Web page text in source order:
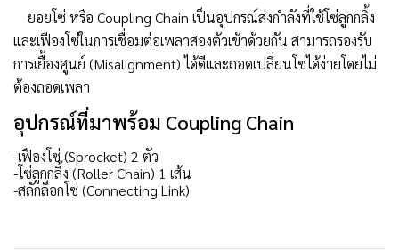
ยอยโซ่ หรือ Coupling Chain เป็นอุปกรณ์ส่งกำลังที่ใช้โซ่ลูกกลิ้ง
และเฟืองโซ่ในการเชื่อมต่อเพลาสองตัวเข้าด้วยกัน สามารถรองรับ
การเยื้องศูนย์ (Misalignment) ได้ดีและถอดเปลี่ยนโซ่ได้ง่ายโดยไม่
ต้องถอดเพลา
อุปกรณ์ที่มาพร้อม Coupling Chain
-เฟืองโซ่ (Sprocket) 2 ตัว
-โซ่ลูกกลิ้ง (Roller Chain) 1 เส้น
-สลักล็อกโซ่ (Connecting Link)